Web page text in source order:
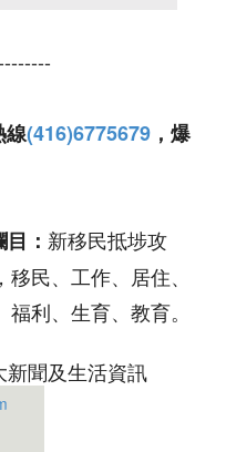
線(416)6775679 ，爆
： 新移民抵埗攻
民、工作、居住、
利、生育、教育。
聞及生活資訊